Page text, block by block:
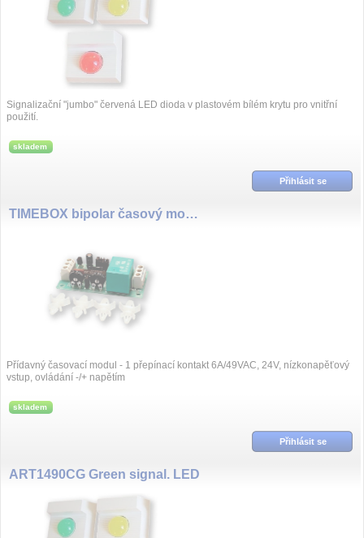
Signalizační "jumbo" červená LED dioda v plastovém bílém krytu pro vnitřní
použití.
skladem
Přihlásit se
TIMEBOX bipolar časový modul
Přídavný časovací modul - 1 přepínací kontakt 6A/49VAC, 24V, nízkonapěťový
vstup, ovládání -/+ napětím
skladem
Přihlásit se
ART1490CG Green signal. LED